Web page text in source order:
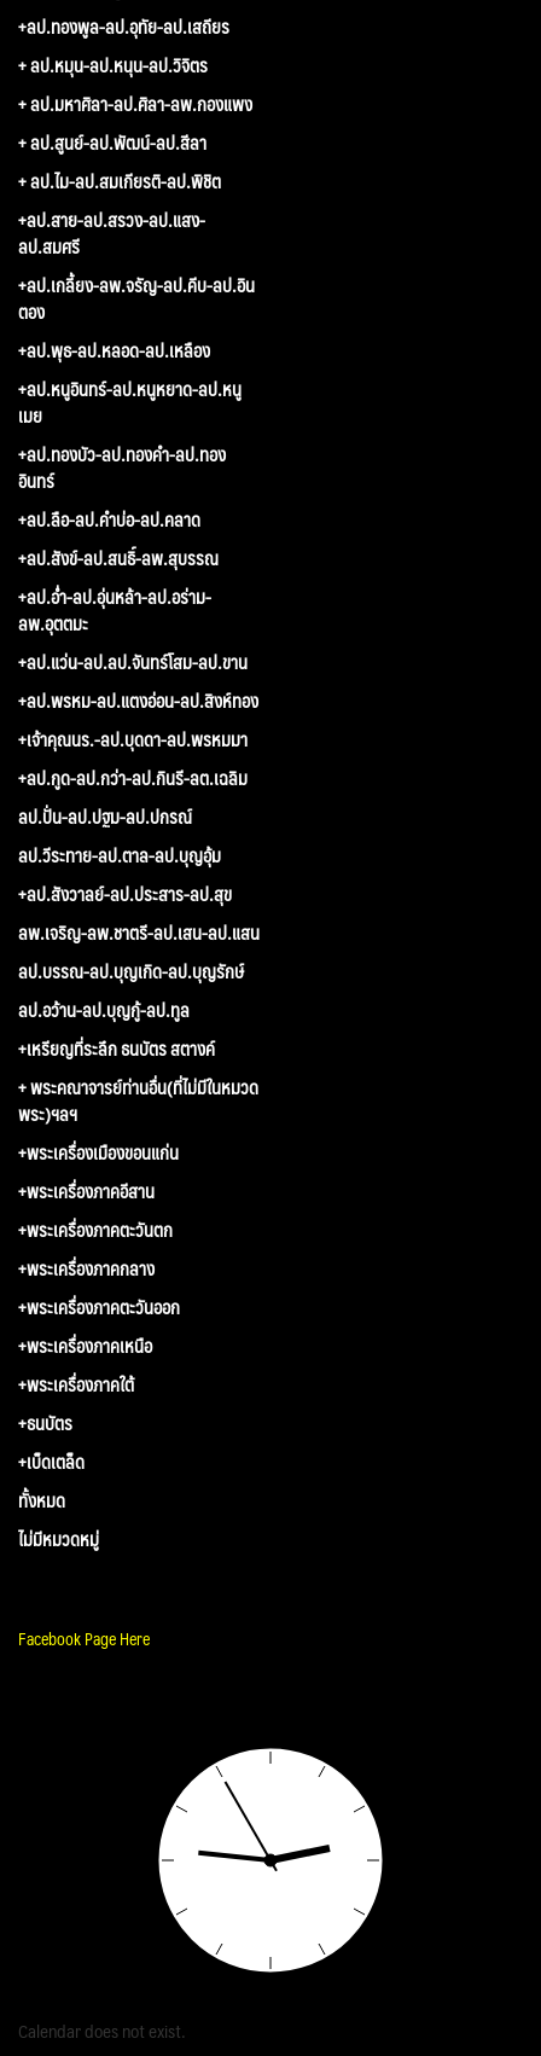
+ลป.ทองพูล-ลป.อุทัย-ลป.เสถียร
+ ลป.หมุน-ลป.หนุน-ลป.วิจิตร
+ ลป.มหาศิลา-ลป.ศิลา-ลพ.กองแพง
+ ลป.สูนย์-ลป.พัฒน์-ลป.สีลา
+ ลป.ไม-ลป.สมเกียรติ-ลป.พิชิต
+ลป.สาย-ลป.สรวง-ลป.แสง-
ลป.สมศรี
+ลป.เกลี้ยง-ลพ.จรัญ-ลป.คีบ-ลป.อิน
ตอง
+ลป.พุธ-ลป.หลอด-ลป.เหลือง
+ลป.หนูอินทร์-ลป.หนูหยาด-ลป.หนู
เมย
+ลป.ทองบัว-ลป.ทองคำ-ลป.ทอง
อินทร์
+ลป.ลือ-ลป.คำบ่อ-ลป.คลาด
+ลป.สังข์-ลป.สนธิ์-ลพ.สุบรรณ
+ลป.อ่ำ-ลป.อุ่นหล้า-ลป.อร่าม-
ลพ.อุตตมะ
+ลป.แว่น-ลป.ลป.จันทร์โสม-ลป.ขาน
+ลป.พรหม-ลป.แตงอ่อน-ลป.สิงห์ทอง
+เจ้าคุณนร.-ลป.บุดดา-ลป.พรหมมา
+ลป.กูด-ลป.กว่า-ลป.กินรี-ลต.เฉลิม
ลป.ปั่น-ลป.ปฐม-ลป.ปกรณ์
ลป.วีระทาย-ลป.ตาล-ลป.บุญอุ้ม
+ลป.สังวาลย์-ลป.ประสาร-ลป.สุข
ลพ.เจริญ-ลพ.ชาตรี-ลป.เสน-ลป.แสน
ลป.บรรณ-ลป.บุญเกิด-ลป.บุญรักษ์
ลป.อว้าน-ลป.บุญกู้-ลป.ทูล
+เหรียญที่ระลึก ธนบัตร สตางค์
+ พระคณาจารย์ท่านอื่น(ที่ไม่มีในหมวด
พระ)ฯลฯ
+พระเครื่องเมืองขอนแก่น
+พระเครื่องภาคอีสาน
+พระเครื่องภาคตะวันตก
+พระเครื่องภาคกลาง
+พระเครื่องภาคตะวันออก
+พระเครื่องภาคเหนือ
+พระเครื่องภาคใต้
+ธนบัตร
+เบ็ดเตล็ด
ทั้งหมด
ไม่มีหมวดหมู่
Facebook Page Here
Calendar does not exist.